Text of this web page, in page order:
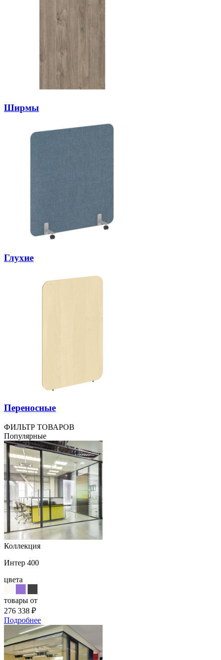
Ширмы
Глухие
Переносные
ФИЛЬТР ТОВАРОВ
Популярные
Коллекция
Интер 400
цвета
товары от
276 338 ₽
Подробнее